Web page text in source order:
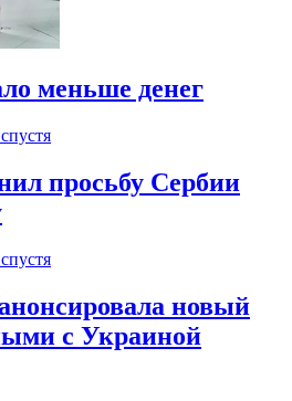
меньше денег
просьбу Сербии
новый
с Украиной